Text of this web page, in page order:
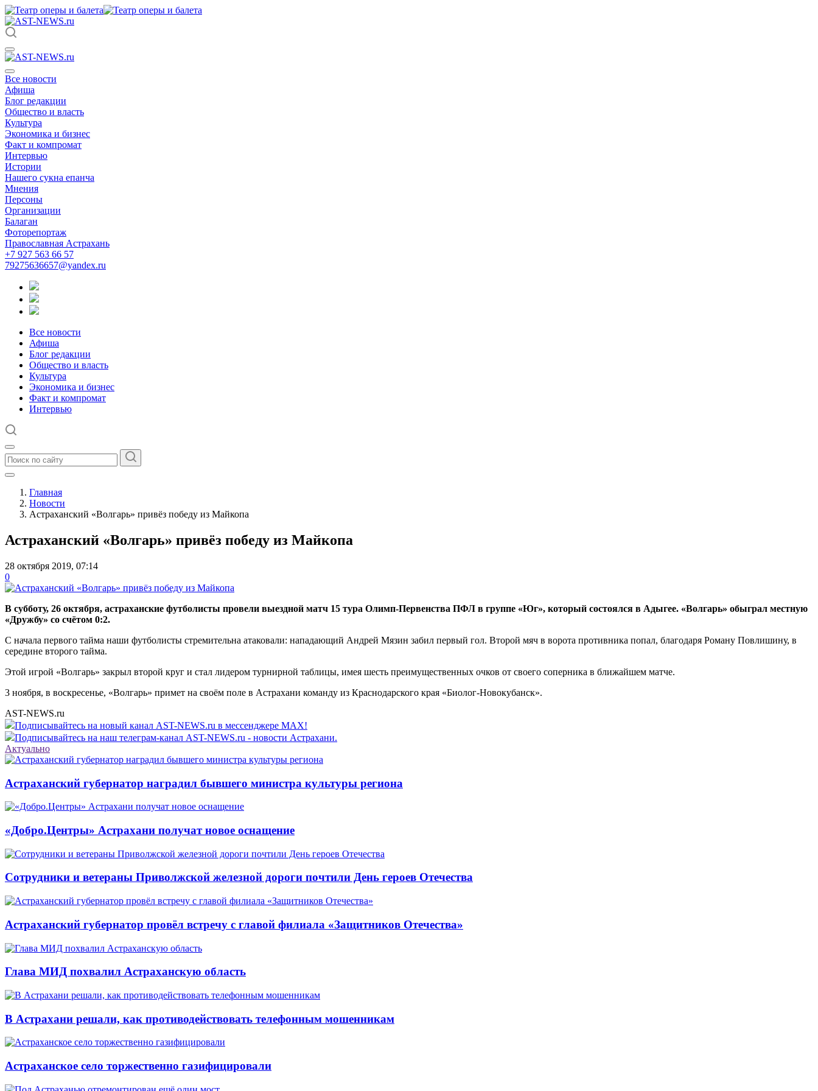
Все новости
Афиша
Блог редакции
Общество и власть
Культура
Экономика и бизнес
Факт и компромат
Интервью
Истории
Нашего сукна епанча
Мнения
Персоны
Организации
Балаган
Фоторепортаж
Православная Астрахань
+7 927 563 66 57
79275636657@yandex.ru
Все новости
Афиша
Блог редакции
Общество и власть
Культура
Экономика и бизнес
Факт и компромат
Интервью
Главная
Новости
Астраханский «Волгарь» привёз победу из Майкопа
Астраханский «Волгарь» привёз победу из Майкопа
28 октября 2019, 07:14
0
В субботу, 26 октября, астраханские футболисты провели выездной матч 15 тура Олимп-Первенства ПФЛ в группе «Юг», который состоялся в Адыгее. «Волгарь» обыграл местную
«Дружбу» со счётом 0:2.
С начала первого тайма наши футболисты стремительна атаковали: нападающий Андрей Мязин забил первый гол. Второй мяч в ворота противника попал, благодаря Роману Повлишину, в
середине второго тайма.
Этой игрой «Волгарь» закрыл второй круг и стал лидером турнирной таблицы, имея шесть преимущественных очков от своего соперника в ближайшем матче.
3 ноября, в воскресенье, «Волгарь» примет на своём поле в Астрахани команду из Краснодарского края «Биолог-Новокубанск».
AST-NEWS.ru
Подписывайтесь на новый канал AST-NEWS.ru в мессенджере MAX!
Подписывайтесь на наш телеграм-канал AST-NEWS.ru - новости Астрахани.
Актуально
Астраханский губернатор наградил бывшего министра культуры региона
«Добро.Центры» Астрахани получат новое оснащение
Сотрудники и ветераны Приволжской железной дороги почтили День героев Отечества
Астраханский губернатор провёл встречу с главой филиала «Защитников Отечества»
Глава МИД похвалил Астраханскую область
В Астрахани решали, как противодействовать телефонным мошенникам
Астраханское село торжественно газифицировали